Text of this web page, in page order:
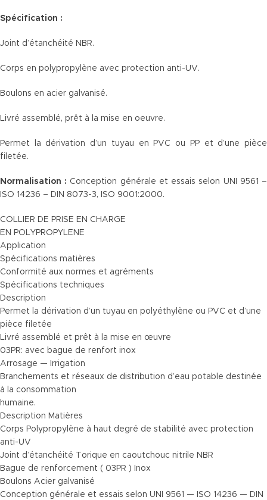
Spécification :
Joint d’étanchéité NBR.
Corps en polypropylène avec protection anti-UV.
Boulons en acier galvanisé.
Livré assemblé, prêt à la mise en oeuvre.
Permet la dérivation d’un tuyau en PVC ou PP et d’une pièce
filetée.
Normalisation : Conception générale et essais selon UNI 9561 –
ISO 14236 – DIN 8073-3, ISO 9001:2000.
COLLIER DE PRISE EN CHARGE
EN POLYPROPYLENE
Application
Spécifications matières
Conformité aux normes et agréments
Spécifications techniques
Description
Permet la dérivation d’un tuyau en polyéthylène ou PVC et d’une
pièce filetée
Livré assemblé et prêt à la mise en œuvre
03PR: avec bague de renfort inox
Arrosage — Irrigation
Branchements et réseaux de distribution d’eau potable destinée
à la consommation
humaine.
Description Matières
Corps Polypropylène à haut degré de stabilité avec protection
anti-UV
Joint d’étanchéité Torique en caoutchouc nitrile NBR
Bague de renforcement ( 03PR ) Inox
Boulons Acier galvanisé
Conception générale et essais selon UNI 9561 — ISO 14236 — DIN